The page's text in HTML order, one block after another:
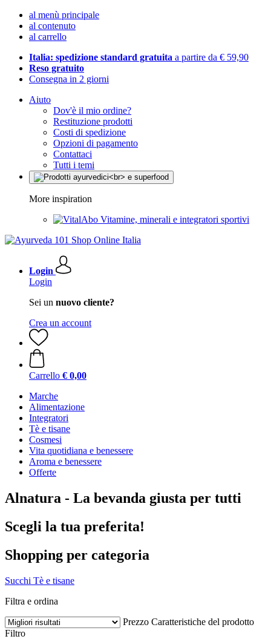
al menù principale
al contenuto
al carrello
Italia: spedizione standard gratuita a partire da € 59,90
Reso gratuito
Consegna in 2 giorni
Aiuto
Dov'è il mio ordine?
Restituzione prodotti
Costi di spedizione
Opzioni di pagamento
Contattaci
Tutti i temi
More inspiration
Vitamine, minerali e integratori sportivi
Login
Login
Sei un nuovo cliente?
Crea un account
Carrello € 0,00
Marche
Alimentazione
Integratori
Tè e tisane
Cosmesi
Vita quotidiana e benessere
Aroma e benessere
Offerte
Alnatura - La bevanda giusta per tutti
Scegli la tua preferita!
Shopping per categoria
Succhi Tè e tisane
Filtra e ordina
Prezzo Caratteristiche del prodotto
Filtro